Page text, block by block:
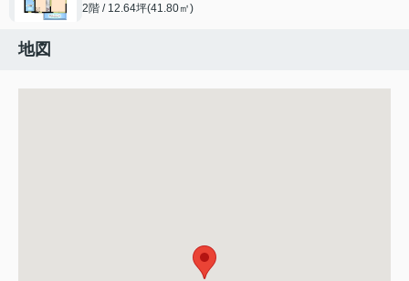
2階 / 12.64坪(41.80㎡)
地図